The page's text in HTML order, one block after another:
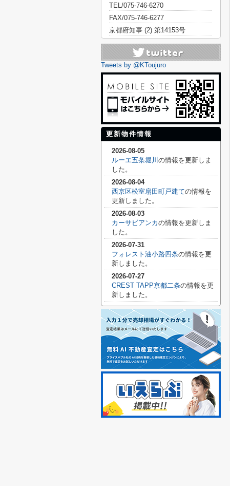
TEL/075-746-6270
FAX/075-746-6277
京都府知事 (2) 第14153号
Tweets by @KToujuro
更新物件情報
2026-08-05
ルーエ五条堀川 の情報を更新しま
した。
2026-08-04
西京区松室扇田町戸建ての情報を
更新しました。
2026-08-03
カーサビアンカの情報を更新しま
した。
2026-07-31
フォレスト油小路四条の情報を更
新しました。
2026-07-27
CREST TAPP京都二条の情報を更
新しました。